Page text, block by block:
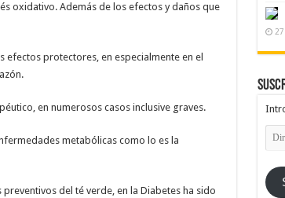
oxidativo. Además de los efectos y daños que
protectores, en especialmente en el
en numerosos casos inclusive graves.
metabólicas como lo es la
del té verde, en la Diabetes ha sido
de